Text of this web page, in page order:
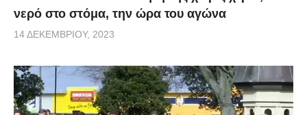
νερό στο στόμα, την ώρα του αγώνα
14 ΔΕΚΕΜΒΡΊΟΥ, 2023